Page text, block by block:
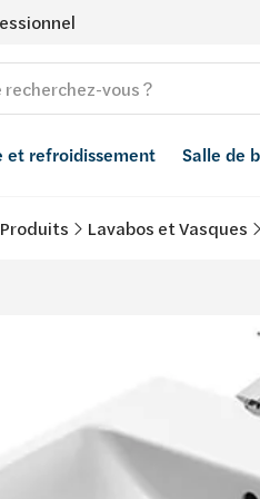
et refroidissement Salle de
Produits Lavabos et Vasques